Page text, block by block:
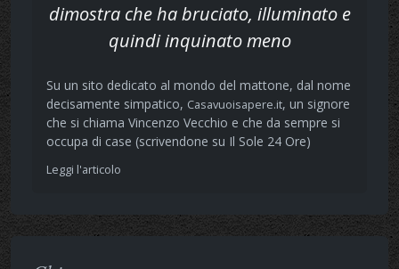
dimostra che ha bruciato, illuminato e
quindi inquinato meno
Su un sito dedicato al mondo del mattone, dal nome
decisamente simpatico, Casavuoisapere.it, un signore
che si chiama Vincenzo Vecchio e che da sempre si
occupa di case (scrivendone su Il Sole 24 Ore)
Leggi l'articolo